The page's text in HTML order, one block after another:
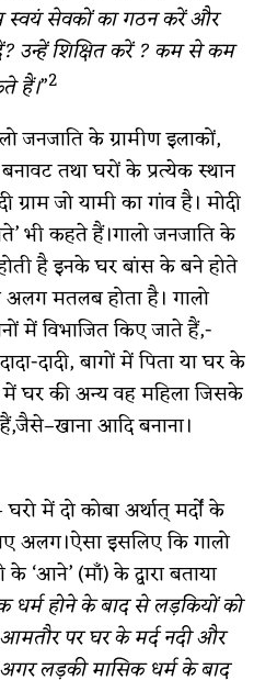
स्वयं सेवकों का गठन करें और
उन्हें शिक्षित करें ? कम से कम
हैं।”2
जनजाति के ग्रामीण इलाकों,
तथा घरों के प्रत्येक स्थान
जो यामी का गांव है। मोदी
भी कहते हैं।गालो जनजाति के
है इनके घर बांस के बने होते
अलग मतलब होता है। गालो
में विभाजित किए जाते हैं,-
दादी, बागों में पिता या घर के
घर की अन्य वह महिला जिसके
आदि बनाना।
में दो कोबा अर्थात् मर्दों के
इसलिए कि गालो
‘आने’ (माँ) के द्वारा बताया
धर्म होने के बाद से लड़‌कियों को
पर घर के मर्द नदी और
लड़की मासिक धर्म के बाद